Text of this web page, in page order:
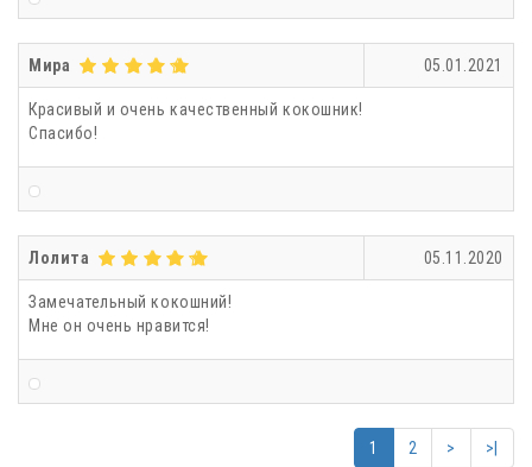
Мира 05.01.2021
Красивый и очень качественный кокошник!
Спасибо!
Лолита 05.11.2020
Замечательный кокошний!
Мне он очень нравится!
1 2 > >|